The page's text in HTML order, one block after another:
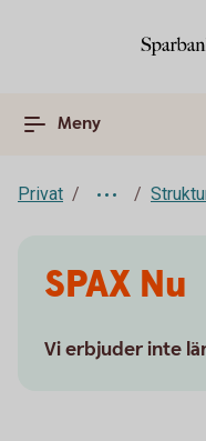
Meny
Privat
SPAX Nu
Vi erbjuder inte